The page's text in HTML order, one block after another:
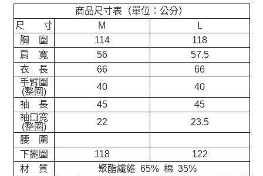
商品尺寸表（單位：公分）
尺 寸
M
L
胸 圍
114
118
肩 寬
56
57.5
衣 長
66
66
手臂圍
(整圈)
40
40
袖 長
45
45
袖口寬
(整圈)
22
23.5
腰 圍
下擺圍
118
122
材 質
聚酯纖維 65% 棉 35%